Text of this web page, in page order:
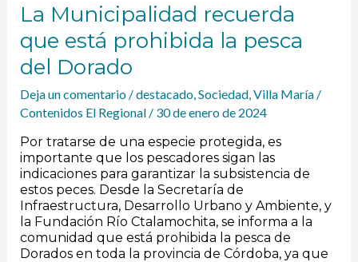
La Municipalidad recuerda
que está prohibida la pesca
del Dorado
Deja un comentario /destacado,Sociedad,Villa María/
Contenidos El Regional / 30 de enero de 2024
Por tratarse de una especie protegida, es
importante que los pescadores sigan las
indicaciones para garantizar la subsistencia de
estos peces. Desde la Secretaría de
Infraestructura, Desarrollo Urbano y Ambiente, y
la Fundación Río Ctalamochita, se informa a la
comunidad que está prohibida la pesca de
Dorados en toda la provincia de Córdoba, ya que